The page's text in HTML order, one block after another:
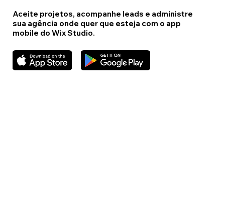
Aceite projetos, acompanhe leads e administre
sua agência onde quer que esteja com o app
mobile do Wix Studio.